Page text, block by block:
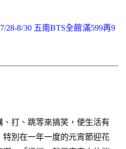
7/28-8/30 五南BTS全館滿599再9